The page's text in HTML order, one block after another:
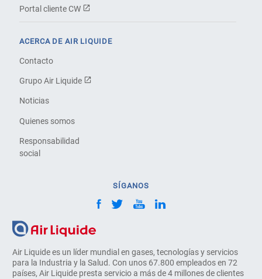
Air Liquide es un líder mundial en gases, tecnologías y servicios
para la Industria y la Salud. Con unos 67.800 empleados en 72
países, Air Liquide presta servicio a más de 4 millones de clientes
Portal cliente CW
ACERCA DE AIR LIQUIDE
Contacto
Grupo Air Liquide
Noticias
Quienes somos
Responsabilidad
social
SÍGANOS